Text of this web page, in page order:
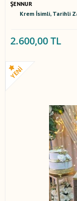
ŞENNUR
Krem İsimli, Tarihli
2.600,00 TL